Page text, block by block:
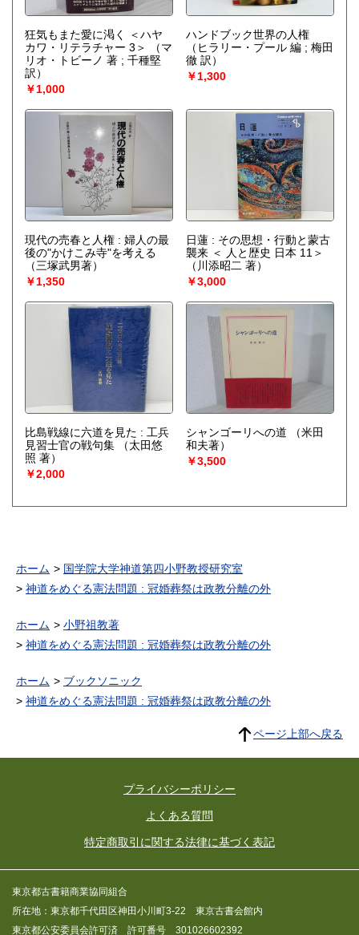
狂気もまた愛に渇く ＜ハヤ
カワ・リテラチャー 3＞
（マ
リオ・トビーノ 著 ; 千種堅
訳）
￥1,000
ハンドブック世界の人権
（ヒラリー・プール 編 ; 梅田
徹 訳）
￥1,300
現代の売春と人権 : 婦人の最
後の"かけこみ寺"を考える
（三塚武男著）
￥1,350
日蓮 : その思想・行動と蒙古
襲来 ＜ 人と歴史 日本 11＞
（川添昭二 著）
￥3,000
比島戦線に六道を見た : 工兵
見習士官の戦句集
（太田悠
照 著）
￥2,000
シャンゴーリへの道
（米田
和夫著）
￥3,500
ホーム
国学院大学神道第四小野教授研究室
神道をめぐる憲法問題 : 冠婚葬祭は政教分離の外
ホーム
小野祖教著
神道をめぐる憲法問題 : 冠婚葬祭は政教分離の外
ホーム
ブックソニック
神道をめぐる憲法問題 : 冠婚葬祭は政教分離の外
ページ上部へ戻る
プライバシーポリシー
よくある質問
特定商取引に関する法律に基づく表記
東京都古書籍商業協同組合
所在地：東京都千代田区神田小川町3-22 東京古書会館内
東京都公安委員会許可済 許可番号 301026602392